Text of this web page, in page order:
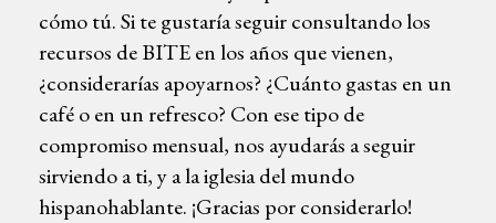
cómo tú. Si te gustaría seguir consultando los
recursos de BITE en los años que vienen,
¿considerarías apoyarnos? ¿Cuánto gastas en un
café o en un refresco? Con ese tipo de
compromiso mensual, nos ayudarás a seguir
sirviendo a ti, y a la iglesia del mundo
hispanohablante. ¡Gracias por considerarlo!